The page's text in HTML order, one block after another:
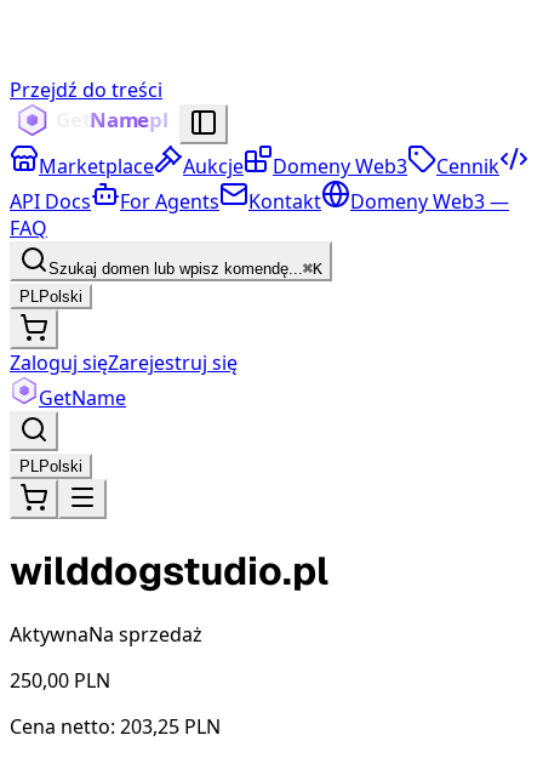
Przejdź do treści
Marketplace Aukcje Domeny Web3
Cennik
API Docs
For Agents Kontakt
Domeny Web3 —
FAQ
Szukaj domen lub wpisz komendę...⌘K
PLPolski
Zaloguj sięZarejestruj się
GetName
PLPolski
wilddogstudio.pl
AktywnaNa sprzedaż
250,00 PLN
Cena netto: 203,25 PLN